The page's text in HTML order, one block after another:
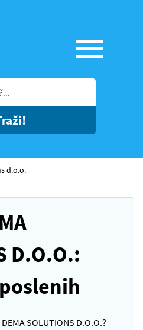
d.o.o.
D.O.O.:
SOLUTIONS D.O.O.?